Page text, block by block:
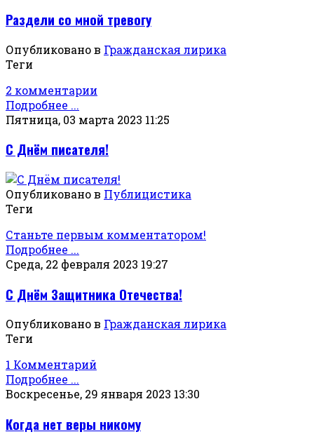
Раздели со мной тревогу
Опубликовано в Гражданская лирика
Теги
2 комментарии
Подробнее ...
Пятница, 03 марта 2023 11:25
С Днём писателя!
Опубликовано в Публицистика
Теги
Станьте первым комментатором!
Подробнее ...
Среда, 22 февраля 2023 19:27
С Днём Защитника Отечества!
Опубликовано в Гражданская лирика
Теги
1 Комментарий
Подробнее ...
Воскресенье, 29 января 2023 13:30
Когда нет веры никому